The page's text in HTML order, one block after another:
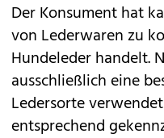
Der Konsument hat
von Lederwaren zu
Hundeleder handelt.
ausschließlich eine
Ledersorte
entsprechend